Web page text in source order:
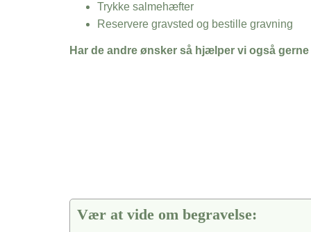
Trykke salmehæfter
Reservere gravsted og bestille gravning
Har de andre ønsker så hjælper vi også gerne
Vær at vide om begravelse: